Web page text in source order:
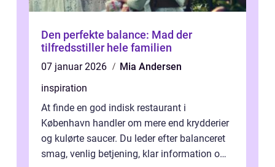
Den perfekte balance: Mad der
tilfredsstiller hele familien
07 januar 2026
Mia Andersen
inspiration
At finde en god indisk restaurant i
København handler om mere end krydderier
og kulørte saucer. Du leder efter balanceret
smag, venlig betjening, klar information om